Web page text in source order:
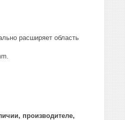
расширяет область
производителе,